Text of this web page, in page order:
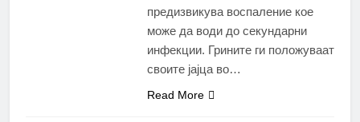
предизвикува воспаление кое
може да води до секундарни
инфекции. Грините ги положуваат
своите јајца во…
Read More